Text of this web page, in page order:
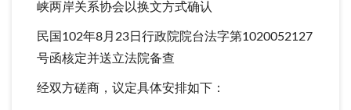
峡两岸关系协会以换文方式确认
民国102年8月23日行政院院台法字第1020052127
号函核定并送立法院备查
经双方磋商，议定具体安排如下：